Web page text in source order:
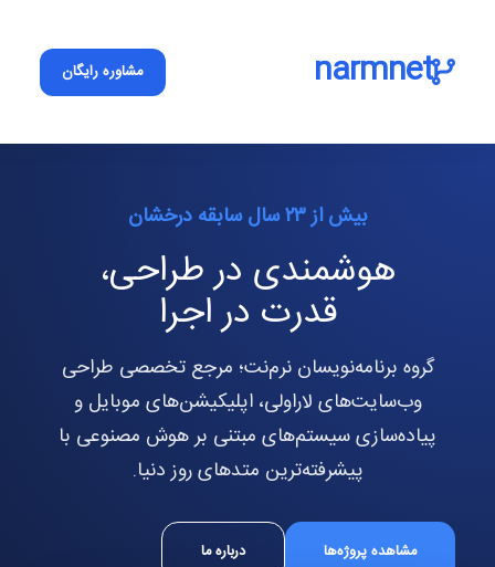
narmnet مشاوره رایگان
بیش از ۲۳ سال سابقه درخشان
هوشمندی در طراحی،
قدرت در اجرا
گروه برنامه‌نویسان نرم‌نت؛ مرجع تخصصی طراحی
وب‌سایت‌های لاراولی، اپلیکیشن‌های موبایل و
پیاده‌سازی سیستم‌های مبتنی بر هوش مصنوعی با
پیشرفته‌ترین متدهای روز دنیا.
مشاهده پروژه‌ها درباره ما